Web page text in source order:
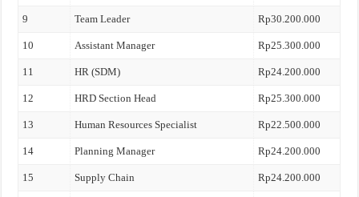
9 Team Leader Rp30.200.000
10 Assistant Manager Rp25.300.000
11 HR (SDM) Rp24.200.000
12 HRD Section Head Rp25.300.000
13 Human Resources Specialist Rp22.500.000
14 Planning Manager Rp24.200.000
15 Supply Chain Rp24.200.000